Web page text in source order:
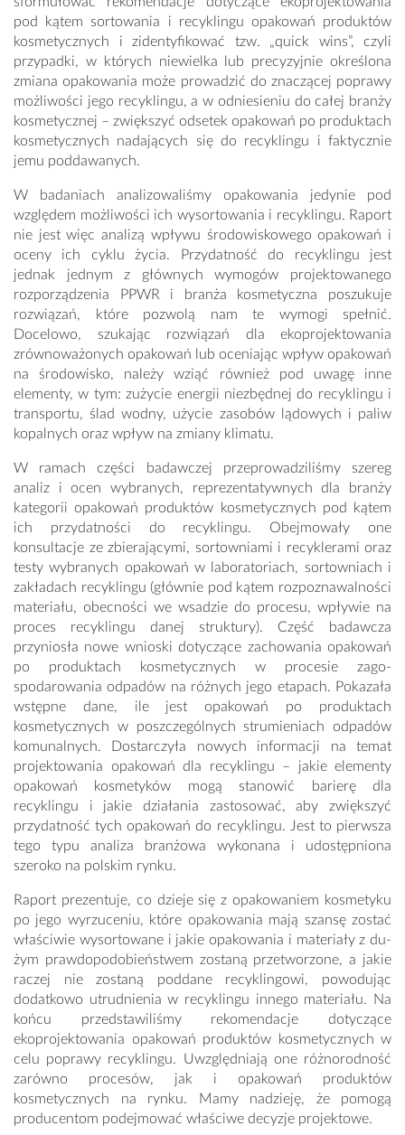
pod kątem sortowania i recyklingu opakowań produktów
kosmetycznych i zidentyfikować tzw. „quick wins”, czyli
przypadki, w których niewielka lub precyzyjnie określona
zmiana opa­kowania może prowadzić do znaczącej poprawy
możliwości jego recyklingu, a w odniesieniu do całej branży
kosmetycznej – zwiększyć odsetek opakowań po produktach
kosmetycznych nadających się do recyklingu i faktycznie
jemu poddawanych.
W badaniach analizowaliśmy opakowania jedynie pod
względem możliwości ich wysortowania i recyklingu. Raport
nie jest więc analizą wpływu środowiskowego opakowań i
oceny ich cyklu życia. Przydatność do recyklingu jest
jednak jednym z głównych wymogów projektowanego
rozporządzenia PPWR i branża kosmetyczna poszukuje
rozwiązań, które pozwolą nam te wymogi spełnić.
Docelowo, szukając rozwiązań dla ekoprojektowania
zrównoważonych opakowań lub oceniając wpływ opakowań
na środowisko, należy wziąć również pod uwagę inne
elementy, w tym: zużycie energii niezbędnej do recyklingu i
transportu, ślad wodny, użycie zasobów lądowych i paliw
kopalnych oraz wpływ na zmiany klimatu.
W ramach części badawczej przeprowadziliśmy szereg
analiz i ocen wybranych, repre­zentatywnych dla branży
kategorii opakowań produktów kosmetycznych pod ką­tem
ich przydatności do recyklingu. Obejmowały one
konsultacje ze zbierającymi, sortow­niami i recyklerami oraz
testy wybranych opakowań w laboratoriach, sortowniach i
zakładach recyklingu (głównie pod kątem rozpoznawalności
materiału, obecności we wsadzie do pro­cesu, wpływie na
proces recyklingu danej struktury). Część badawcza
przyniosła nowe wnioski dotyczące zachowania opakowań
po produktach kosmetycznych w procesie zago­
spodarowania odpadów na różnych jego etapach. Pokazała
wstępne dane, ile jest opakowań po produktach
kosmetycznych w poszczególnych strumieniach odpadów
komunalnych. Do­starczyła nowych informacji na temat
projektowania opakowań dla recyklingu – jakie elemen­ty
opakowań kosmetyków mogą stanowić barierę dla
recyklingu i jakie działania zastosować, aby zwiększyć
przydatność tych opakowań do recyklingu. Jest to pierwsza
tego typu analiza branżowa wykonana i udostępniona
szeroko na polskim rynku.
Raport prezentuje, co dzieje się z opakowaniem kosmetyku
po jego wyrzuceniu, które opa­kowania mają szansę zostać
właściwie wysortowane i jakie opakowania i materiały z du­
żym prawdopodobieństwem zostaną przetworzone, a jakie
raczej nie zostaną podda­ne recyklingowi, powodując
dodatkowo utrudnienia w recyklingu innego materiału. Na
końcu przedstawiliśmy rekomendacje dotyczące
ekoprojektowania opakowań pro­duktów kosmetycznych w
celu poprawy recyklingu. Uwzględniają one różnorodność
zarówno procesów, jak i opakowań produktów
kosmetycznych na rynku. Mamy na­dzieję, że pomogą
producentom podejmować właściwe decyzje projektowe.